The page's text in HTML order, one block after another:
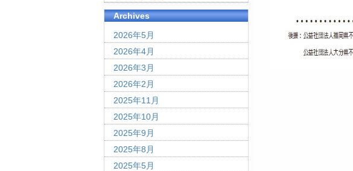
Archives
2026年5月
2026年4月
2026年3月
2026年2月
2025年11月
2025年10月
2025年9月
2025年8月
2025年5月